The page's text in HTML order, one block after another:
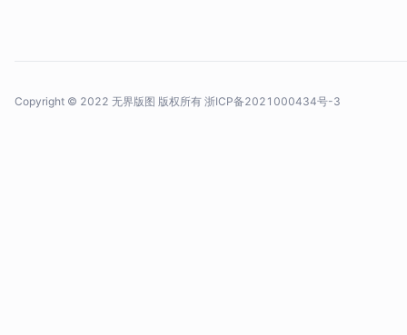
Copyright © 2022 无界版图 版权所有 浙ICP备2021000434号-3